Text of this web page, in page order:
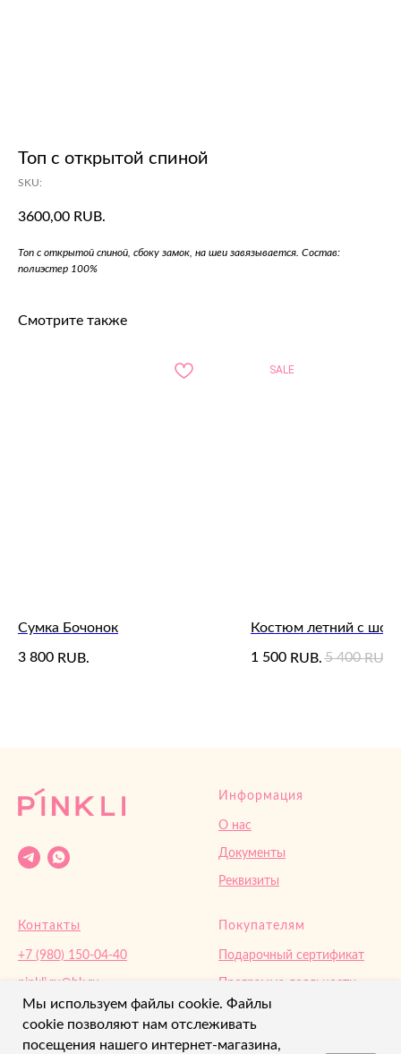
Мы используем файлы cookie. Файлы
cookie позволяют нам отслеживать
посещения нашего интернет-магазина,
Топ с открытой спиной
SKU:
3600,00 RUB.
Топ с открытой спиной, сбоку замок, на шеи завязывается. Состав:
полиэстер 100%
Смотрите также
Сумка Бочонок
3 800 RUB.
SALE
Костюм летний с
1 500 RUB. 5 400 RUB.
Информация
О нас
Документы
Реквизиты
Контакты
+7 (980) 150-04-40
pinkli.ru@bk.ru‌
Орел, Кромское ш.4
Покупателям
Подарочный сертификат
Программа лояльности
Доставка и оплата